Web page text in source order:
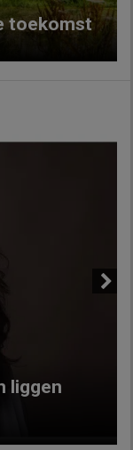
toekomst
liggen